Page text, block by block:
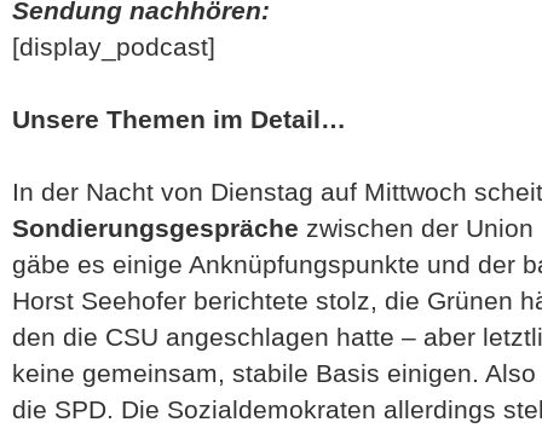
Sendung nachhören:
[display_podcast]
Unsere Themen im Detail…
In der Nacht von Dienstag auf Mittwoch
Sondierungsgespräche zwischen der
gäbe es einige Anknüpfungspunkte und der
Horst Seehofer berichtete stolz, die Grünen
den die CSU angeschlagen hatte – aber
keine gemeinsam, stabile Basis einigen.
die SPD. Die Sozialdemokraten allerdings